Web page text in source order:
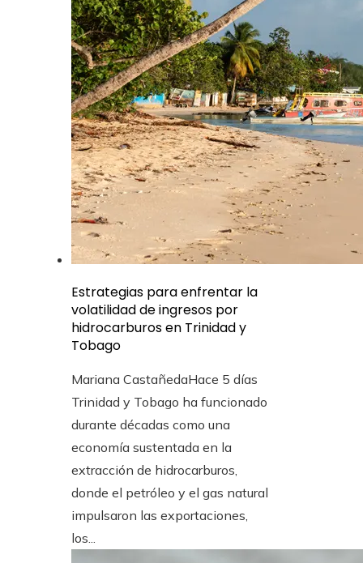
Estrategias para enfrentar la
volatilidad de ingresos por
hidrocarburos en Trinidad y
Tobago
Mariana CastañedaHace 5 días
Trinidad y Tobago ha funcionado
durante décadas como una
economía sustentada en la
extracción de hidrocarburos,
donde el petróleo y el gas natural
impulsaron las exportaciones,
los...